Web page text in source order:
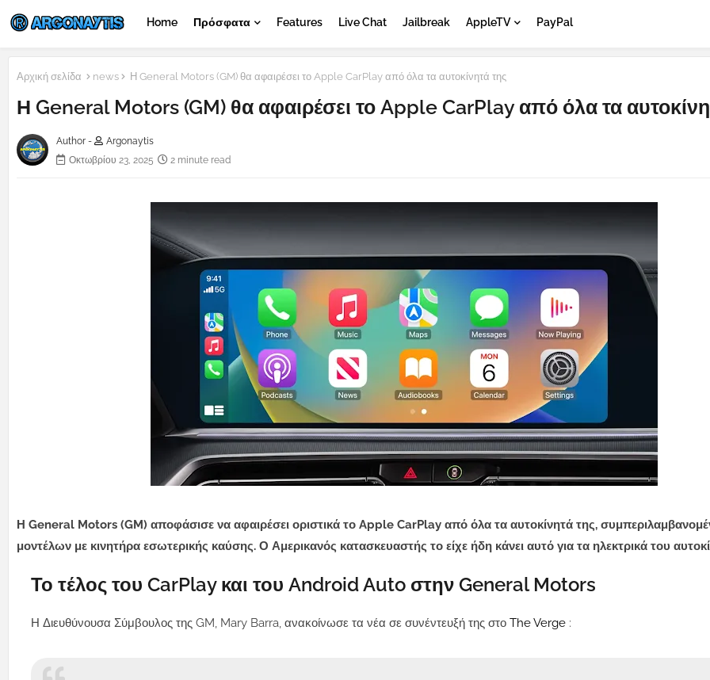
Home Πρόσφατα Features Live Chat Jailbreak AppleTV PayPal
Αρχική σελίδα news Η General Motors (GM) θα αφαιρέσει το Apple CarPlay από όλα τα αυτοκίνητά της
Η General Motors (GM) θα αφαιρέσει το Apple CarPlay από όλα τα
Author -
Argonaytis
Οκτωβρίου 23, 2025
2 minute read
Η General Motors (GM) αποφάσισε να αφαιρέσει οριστικά το Apple CarPlay από όλα τα αυτοκίνητά της,
μοντέλων με κινητήρα εσωτερικής καύσης. Ο Αμερικανός κατασκευαστής το είχε ήδη κάνει αυτό για τα ηλεκτρικά του
Το τέλος του CarPlay και του Android Auto στην General Motors
Η Διευθύνουσα Σύμβουλος της GM, Mary Barra, ανακοίνωσε τα νέα σε συνέντευξή της στο The Verge :